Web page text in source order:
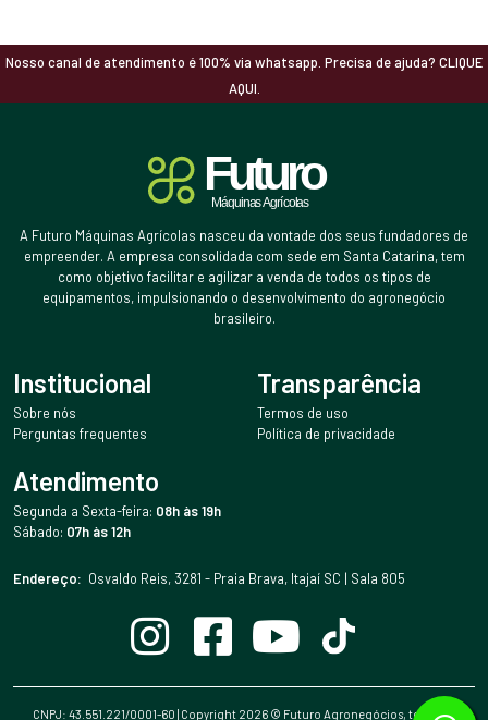
Nosso canal de atendimento é 100% via whatsapp. Precisa de ajuda? CLIQUE
AQUI.
A Futuro Máquinas Agrícolas nasceu da vontade dos seus fundadores de
empreender. A empresa consolidada com sede em Santa Catarina, tem
como objetivo facilitar e agilizar a venda de todos os tipos de
equipamentos, impulsionando o desenvolvimento do agronegócio
brasileiro.
Institucional
Sobre nós
Perguntas frequentes
Transparência
Termos de uso
Política de privacidade
Atendimento
Segunda a Sexta-feira: 08h às 19h
Sábado: 07h às 12h
Endereço: Osvaldo Reis, 3281 - Praia Brava, Itajaí SC | Sala 805
CNPJ: 43.551.221/0001-60 | Copyright 2026© Futuro Agronegócios, todos os